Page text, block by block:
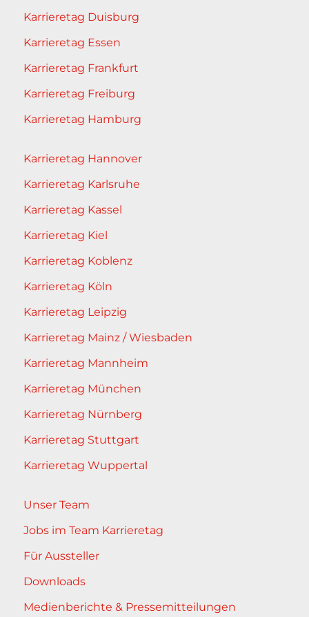
Karrieretag Duisburg
Karrieretag Essen
Karrieretag Frankfurt
Karrieretag Freiburg
Karrieretag Hamburg
Karrieretag Hannover
Karrieretag Karlsruhe
Karrieretag Kassel
Karrieretag Kiel
Karrieretag Koblenz
Karrieretag Köln
Karrieretag Leipzig
Karrieretag Mainz / Wiesbaden
Karrieretag Mannheim
Karrieretag München
Karrieretag Nürnberg
Karrieretag Stuttgart
Karrieretag Wuppertal
Unser Team
Jobs im Team Karrieretag
Für Aussteller
Downloads
Medienberichte & Pressemitteilungen